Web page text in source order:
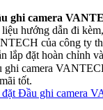
ghi camera
liệu hướng dẫn đi
của công ty
lắp đặt hoàn chỉnh
ghi camera
tốt.
đặt Đầu ghi camera